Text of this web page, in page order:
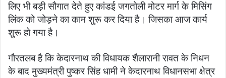
लिए भी बड़ी सौगात देते हुए कांडई जगतोली मोटर मार्ग के मिसिंग
लिंक को जोड़ने का काम शुरू कर दिया है। जिसका आज कार्य
शुरू हो गया है।
गौरतलब है कि केदारनाथ की विधायक शैलारानी रावत के निधन
के बाद मुख्यमंत्री पुष्कर सिंह धामी ने केदारनाथ विधानसभा क्षेत्र